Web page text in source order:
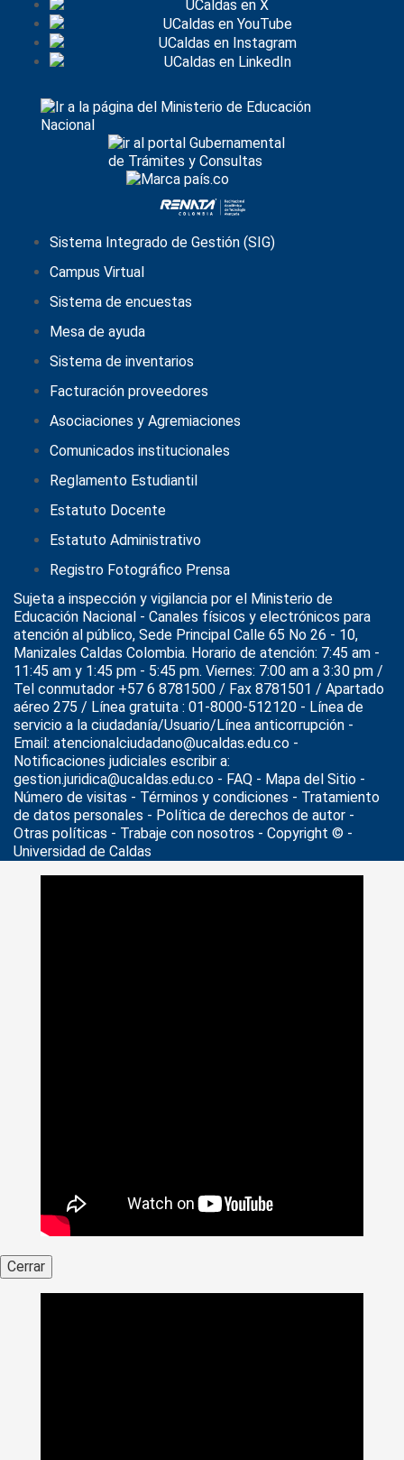
Sistema Integrado de Gestión (SIG)
Campus Virtual
Sistema de encuestas
Mesa de ayuda
Sistema de inventarios
Facturación proveedores
Asociaciones y Agremiaciones
Comunicados institucionales
Reglamento Estudiantil
Estatuto Docente
Estatuto Administrativo
Registro Fotográfico Prensa
Sujeta a inspección y vigilancia por el Ministerio de
Educación Nacional - Canales físicos y electrónicos para
atención al público, Sede Principal Calle 65 No 26 - 10,
Manizales Caldas Colombia. Horario de atención: 7:45 am -
11:45 am y 1:45 pm - 5:45 pm. Viernes: 7:00 am a 3:30 pm /
Tel conmutador +57 6 8781500 / Fax 8781501 / Apartado
aéreo 275 / Línea gratuita : 01-8000-512120 - Línea de
servicio a la ciudadanía/Usuario/Línea anticorrupción -
Email: atencionalciudadano@ucaldas.edu.co -
Notificaciones judiciales escribir a:
gestion.juridica@ucaldas.edu.co - FAQ - Mapa del Sitio -
Número de visitas - Términos y condiciones - Tratamiento
de datos personales - Política de derechos de autor -
Otras políticas - Trabaje con nosotros - Copyright © -
Universidad de Caldas
Cerrar